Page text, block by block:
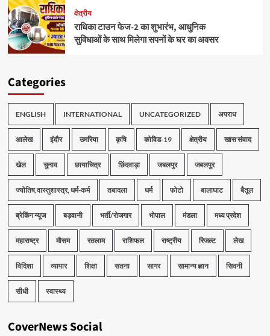
क्षेत्रीय
राधिका टाउन फेज-2 का शुभारंभ, आधुनिक
सुविधाओं के साथ मिलेगा सपनों के घर का अवसर
Categories
ENGLISH INTERNATIONAL UNCATEGORIZED अपराध
आलेख इंदौर उमरिया कृषि कोविड-19 क्षेत्रीय खास संवाद
खेल चुनाव छायाचित्र छिंदवाड़ा जबलपुर जबलपुर
ज्योतिष,वास्तुशास्त्र, धर्म-कर्म तबादला धर्म फोटो बालाघाट बैतूल
ब्रेकिंग न्यूज बड़वानी भर्ती/रोजगार भोपाल मंडला मध्य प्रदेश
महाराष्ट्र मौसम रतलाम राशिफल राष्ट्रीय रिजल्ट लेख
विदिशा व्यापार शिक्षा सतना सागर सामान्य ज्ञान सिवनी
सीधी स्वास्थ्य
CoverNews Social